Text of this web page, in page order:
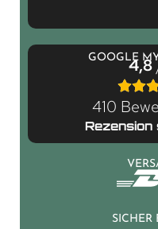
GOOGLE4,8
410
Rezension